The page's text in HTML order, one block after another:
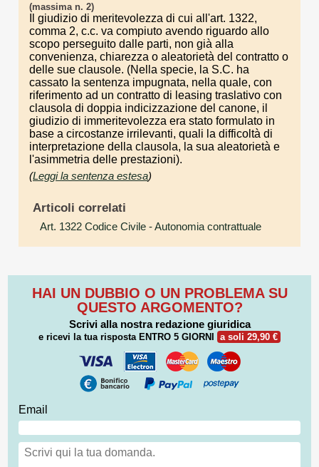
(massima n. 2)
Il giudizio di meritevolezza di cui all'art. 1322,
comma 2, c.c. va compiuto avendo riguardo allo
scopo perseguito dalle parti, non già alla
convenienza, chiarezza o aleatorietà del contratto o
delle sue clausole. (Nella specie, la S.C. ha
cassato la sentenza impugnata, nella quale, con
riferimento ad un contratto di leasing traslativo con
clausola di doppia indicizzazione del canone, il
giudizio di immeritevolezza era stato formulato in
base a circostanze irrilevanti, quali la difficoltà di
interpretazione della clausola, la sua aleatorietà e
l'asimmetria delle prestazioni).
(Leggi la sentenza estesa)
Articoli correlati
Art. 1322 Codice Civile - Autonomia contrattuale
HAI UN DUBBIO O UN PROBLEMA SU
QUESTO ARGOMENTO?
Scrivi alla nostra redazione giuridica
e ricevi la tua risposta ENTRO 5 GIORNI a soli 29,90 €
Email